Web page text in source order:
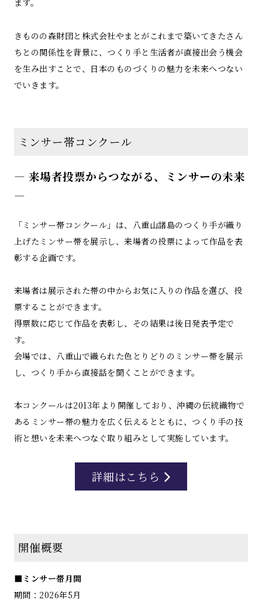
ます。
きものの森財団と株式会社やまとがこれまで築いてきたさん
ちとの関係性を背景に、つくり手と生活者が直接出会う機会
を生み出すことで、日本のものづくりの魅力を未来へつない
でいきます。
ミンサー帯コンクール
― 来場者投票からつながる、ミンサーの未来
―
「ミンサー帯コンクール」は、八重山諸島のつくり手が織り
上げたミンサー帯を展示し、来場者の投票によって作品を表
彰する企画です。
来場者は展示された帯の中からお気に入りの作品を選び、投
票することができます。
得票数に応じて作品を表彰し、その結果は後日発表予定で
す。
会場では、八重山で織られた色とりどりのミンサー帯を展示
し、つくり手から直接話を聞くことができます。
本コンクールは2013年より開催しており、沖縄の伝統織物で
あるミンサー帯の魅力を広く伝えるとともに、つくり手の技
術と想いを未来へつなぐ取り組みとして実施しています。
詳細はこちら
開催概要
■ミンサー帯月間
期間：2026年5月